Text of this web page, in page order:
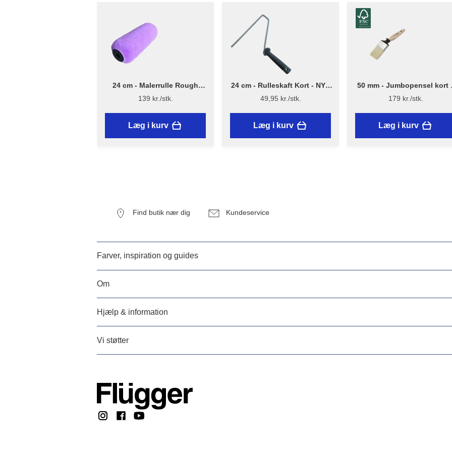
24 cm - Malerrulle Rough
Quick – Flügger Excellence
139 kr./stk.
Læg i kurv
24 cm - Rulleskaft Kort - NYT
DESIGN - Flügger
49,95 kr./stk.
Læg i kurv
50 mm - Jumbopensel kort
Flügger Excellence Series
179 kr./stk.
Læg i kurv
Find butik nær dig Kundeservice
Farver, inspiration og guides
Om
Hjælp & information
Vi støtter